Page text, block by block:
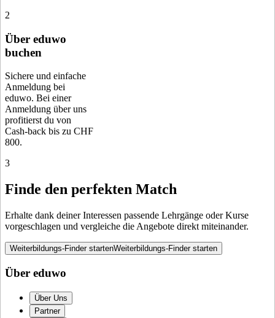
2
Über eduwo
buchen
Sichere und einfache
Anmeldung bei
eduwo. Bei einer
Anmeldung über uns
profitierst du von
Cash-back bis zu CHF
800.
3
Finde den perfekten Match
Erhalte dank deiner Interessen passende Lehrgänge oder Kurse
vorgeschlagen und vergleiche die Angebote direkt miteinander.
Weiterbildungs-Finder startenWeiterbildungs-Finder starten
Über eduwo
Über Uns
Partner